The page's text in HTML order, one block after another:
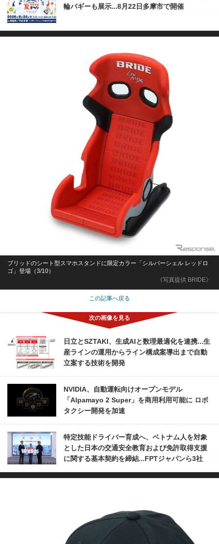
輪バギーも展示...8月22日多摩市で開催
《写真提供 BRIDE》
ブリッドのシート型スマホスタンドに限定カラー「シルバーシェル レッドロ
ゴ」登場（3/10）
この記事へ戻る
日立とSZTAKI、生成AIと数理最適化を連携...生
産ラインの運用からライン構成案導出まで自動
立案する技術を開発
NVIDIA、自動運転向けオープンモデル
「Alpamayo 2 Super」を商用利用可能に ロボ
タクシー開発を加速
特定技能ドライバー育成へ、ベトナム人を対象
とした日本の交通安全教育および免許取得支援
に関する基本契約を締結...FPTジャパンら3社